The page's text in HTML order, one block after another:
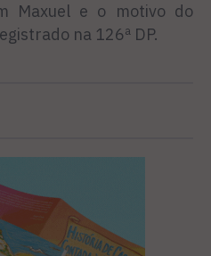
Maxuel e o motivo do
na 126ª DP.